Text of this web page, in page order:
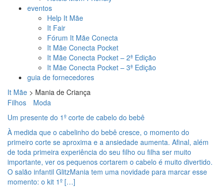
eventos
Help It Mãe
It Fair
Fórum It Mãe Conecta
It Mãe Conecta Pocket
It Mãe Conecta Pocket – 2ª Edição
It Mãe Conecta Pocket – 3ª Edição
guia de fornecedores
It Mãe > Mania de Criança
Filhos
Moda
Um presente do 1º corte de cabelo do bebê
À medida que o cabelinho do bebê cresce, o momento do
primeiro corte se aproxima e a ansiedade aumenta. Afinal, além
de toda primeira experiência do seu filho ou filha ser muito
importante, ver os pequenos cortarem o cabelo é muito divertido.
O salão infantil GlitzMania tem uma novidade para marcar esse
momento: o kit 1º […]